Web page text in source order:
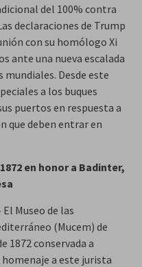
del 100% contra
declaraciones de Trump
con su homólogo Xi
ante una nueva escalada
Desde este
a los buques
puertos en respuesta a
que deben entrar en
en honor a Badinter,
Museo de las
(Mucem) de
1872 conservada a
a este jurista